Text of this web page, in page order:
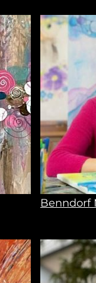
Benndorf